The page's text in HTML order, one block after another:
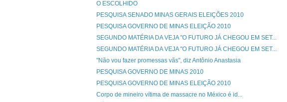
O ESCOLHIDO
PESQUISA SENADO MINAS GERAIS ELEIÇÕES 2010
PESQUISA GOVERNO DE MINAS ELEIÇÃO 2010
SEGUNDO MATÉRIA DA VEJA "O FUTURO JÁ CHEGOU EM SET...
SEGUNDO MATÉRIA DA VEJA "O FUTURO JÁ CHEGOU EM SET...
"Não vou fazer promessas vãs", diz Antônio Anastasia
PESQUISA GOVERNO DE MINAS 2010
PESQUISA GOVERNO DE MINAS ELEIÇÃO 2010
Corpo de mineiro vítima de massacre no México é id...